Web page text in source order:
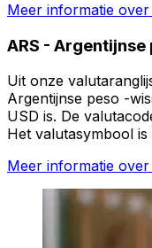
Meer informatie
ARS - Argentijnse
Uit onze
Argentijnse peso -
USD is. De
Het valutasymbool is
Meer informatie